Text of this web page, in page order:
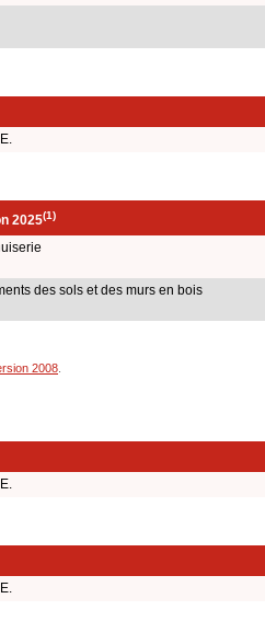
2025(1)
des sols et des murs en bois
2008